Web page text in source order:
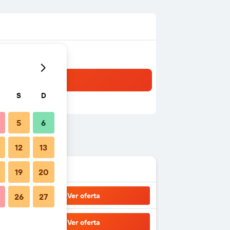
Ver oferta
Ver oferta
S D
5 6
12 13
19 20
26 27